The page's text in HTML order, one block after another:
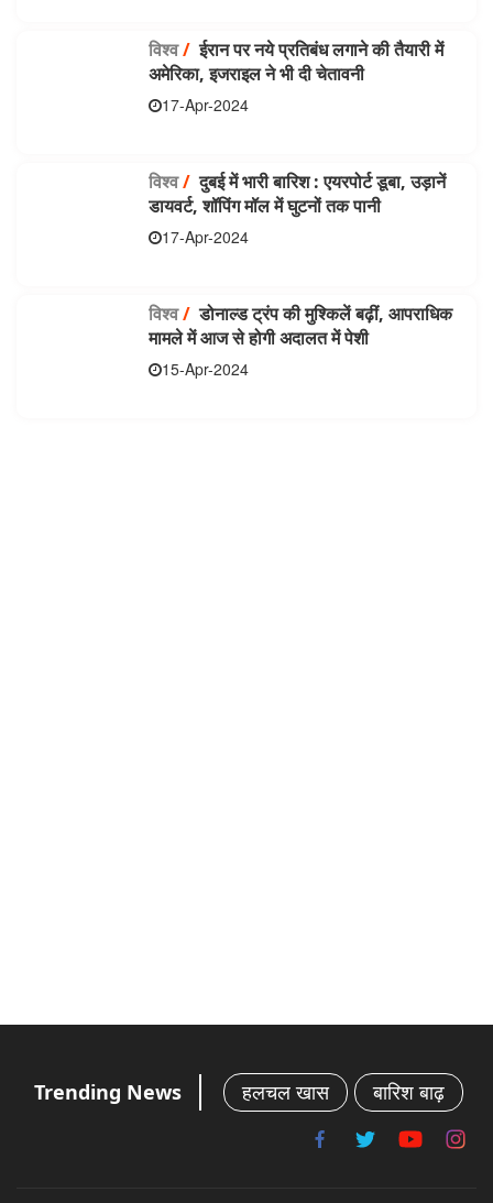
विश्व/ईरान पर नये प्रतिबंध लगाने की तैयारी में
अमेरिका, इजराइल ने भी दी चेतावनी
17-Apr-2024
विश्व/दुबई में भारी बारिश : एयरपोर्ट डूबा, उड़ानें
डायवर्ट, शॉपिंग मॉल में घुटनों तक पानी
17-Apr-2024
विश्व/डोनाल्ड ट्रंप की मुश्किलें बढ़ीं, आपराधिक
मामले में आज से होगी अदालत में पेशी
15-Apr-2024
Trending News हलचल खास बारिश बाढ़